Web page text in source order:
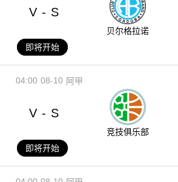
V - S
贝尔格拉诺
即将开始
08-10
04:00 阿甲
V - S
竞技俱乐部
即将开始